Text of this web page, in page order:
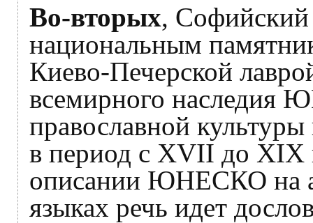
Во-вторых, Софийский
национальным
Киево-Печерской
всемирного наследия
православной
в период с XVII до XIX
описании ЮНЕСКО на
языках речь идет